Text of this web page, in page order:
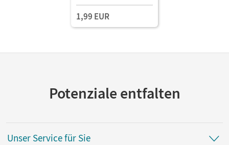
1,99 EUR
Potenziale entfalten
Unser Service für Sie